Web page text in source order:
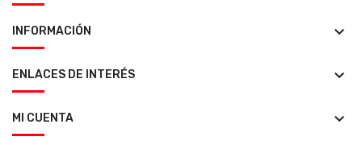
INFORMACIÓN keyboard_arrow_down
ENLACES DE INTERÉS keyboard_arrow_down
MI CUENTA keyboard_arrow_down